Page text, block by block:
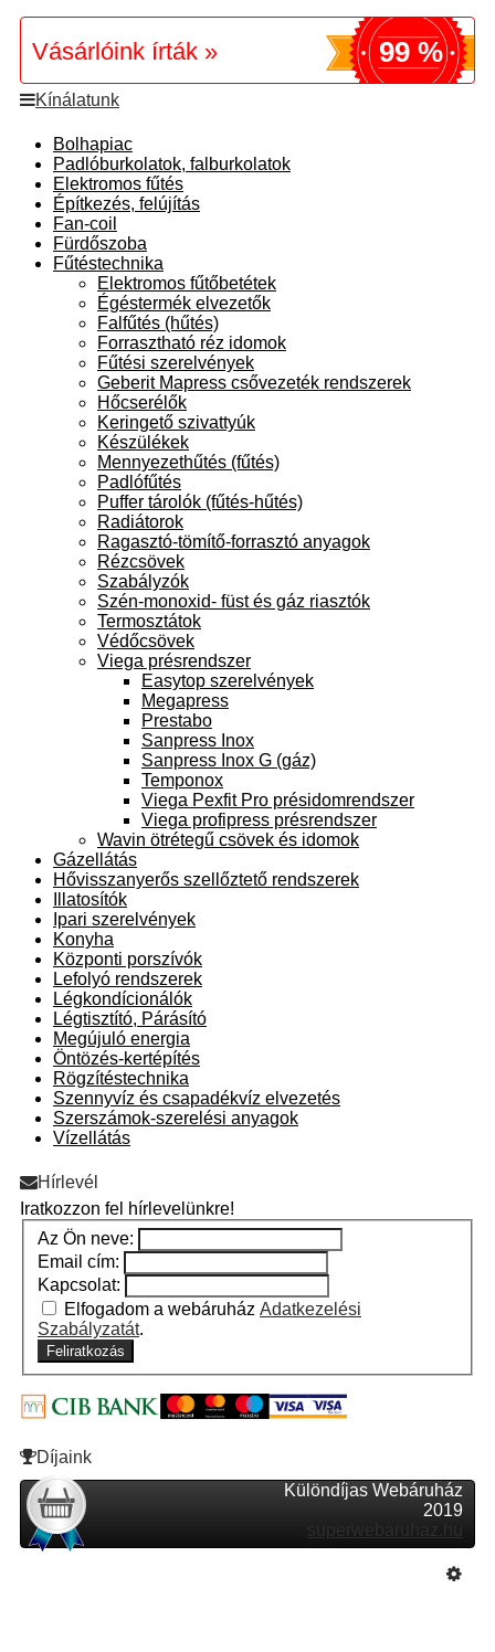
Vásárlóink írták » 99 %
Kínálatunk
Bolhapiac
Padlóburkolatok, falburkolatok
Elektromos fűtés
Építkezés, felújítás
Fan-coil
Fürdőszoba
Fűtéstechnika
Elektromos fűtőbetétek
Égéstermék elvezetők
Falfűtés (hűtés)
Forrasztható réz idomok
Fűtési szerelvények
Geberit Mapress csővezeték rendszerek
Hőcserélők
Keringető szivattyúk
Készülékek
Mennyezethűtés (fűtés)
Padlófűtés
Puffer tárolók (fűtés-hűtés)
Radiátorok
Ragasztó-tömítő-forrasztó anyagok
Rézcsövek
Szabályzók
Szén-monoxid- füst és gáz riasztók
Termosztátok
Védőcsövek
Viega présrendszer
Easytop szerelvények
Megapress
Prestabo
Sanpress Inox
Sanpress Inox G (gáz)
Temponox
Viega Pexfit Pro présidomrendszer
Viega profipress présrendszer
Wavin ötrétegű csövek és idomok
Gázellátás
Hővisszanyerős szellőztető rendszerek
Illatosítók
Ipari szerelvények
Konyha
Központi porszívók
Lefolyó rendszerek
Légkondícionálók
Légtisztító, Párásító
Megújuló energia
Öntözés-kertépítés
Rögzítéstechnika
Szennyvíz és csapadékvíz elvezetés
Szerszámok-szerelési anyagok
Vízellátás
Hírlevél
Iratkozzon fel hírlevelünkre!
Az Ön neve:
Email cím:
Kapcsolat:
Elfogadom a webáruház Adatkezelési
Szabályzatát.
Feliratkozás
Díjaink
Különdíjas Webáruház
2019